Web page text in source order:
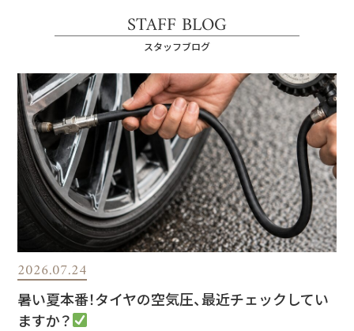
STAFF BLOG
スタッフブログ
2026.07.24
暑い夏本番！タイヤの空気圧、最近チェックしてい
ますか？